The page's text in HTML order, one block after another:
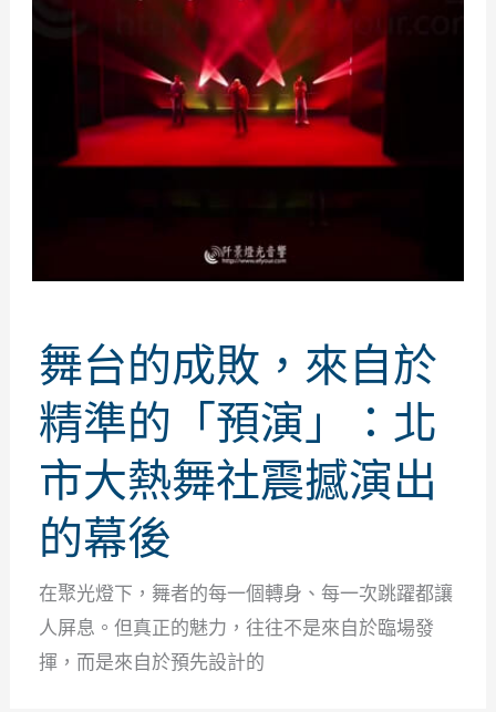
舞台的成敗，來自於
精準的「預演」：北
市大熱舞社震撼演出
的幕後
在聚光燈下，舞者的每一個轉身、每一次跳躍都讓
人屏息。但真正的魅力，往往不是來自於臨場發
揮，而是來自於預先設計的